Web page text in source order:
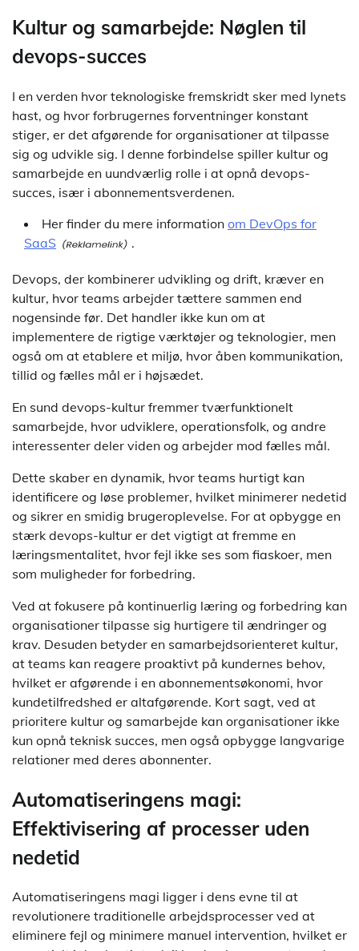
Kultur og samarbejde: Nøglen til
devops-succes
I en verden hvor teknologiske fremskridt sker med lynets
hast, og hvor forbrugernes forventninger konstant
stiger, er det afgørende for organisationer at tilpasse
sig og udvikle sig. I denne forbindelse spiller kultur og
samarbejde en uundværlig rolle i at opnå devops-
succes, især i abonnementsverdenen.
Her finder du mere information om DevOps for
SaaS
.
Devops, der kombinerer udvikling og drift, kræver en
kultur, hvor teams arbejder tættere sammen end
nogensinde før. Det handler ikke kun om at
implementere de rigtige værktøjer og teknologier, men
også om at etablere et miljø, hvor åben kommunikation,
tillid og fælles mål er i højsædet.
En sund devops-kultur fremmer tværfunktionelt
samarbejde, hvor udviklere, operationsfolk, og andre
interessenter deler viden og arbejder mod fælles mål.
Dette skaber en dynamik, hvor teams hurtigt kan
identificere og løse problemer, hvilket minimerer nedetid
og sikrer en smidig brugeroplevelse. For at opbygge en
stærk devops-kultur er det vigtigt at fremme en
læringsmentalitet, hvor fejl ikke ses som fiaskoer, men
som muligheder for forbedring.
Ved at fokusere på kontinuerlig læring og forbedring kan
organisationer tilpasse sig hurtigere til ændringer og
krav. Desuden betyder en samarbejdsorienteret kultur,
at teams kan reagere proaktivt på kundernes behov,
hvilket er afgørende i en abonnementsøkonomi, hvor
kundetilfredshed er altafgørende. Kort sagt, ved at
prioritere kultur og samarbejde kan organisationer ikke
kun opnå teknisk succes, men også opbygge langvarige
relationer med deres abonnenter.
Automatiseringens magi:
Effektivisering af processer uden
nedetid
Automatiseringens magi ligger i dens evne til at
revolutionere traditionelle arbejdsprocesser ved at
eliminere fejl og minimere manuel intervention, hvilket er